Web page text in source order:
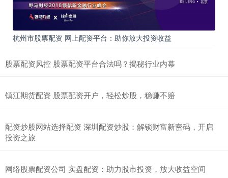
杭州市股票配资 网上配资平台：助你放大投资收益
股票配资风控 股票配资平台合法吗？揭秘行业内幕
镇江期货配资 股票配资开户，轻松炒股，稳赚不赔
配资炒股网站选择配资 深圳配资炒股：解锁财富新密码，开启
投资之旅
网络股票配资公司 实盘配资：助力股市投资，放大收益空间